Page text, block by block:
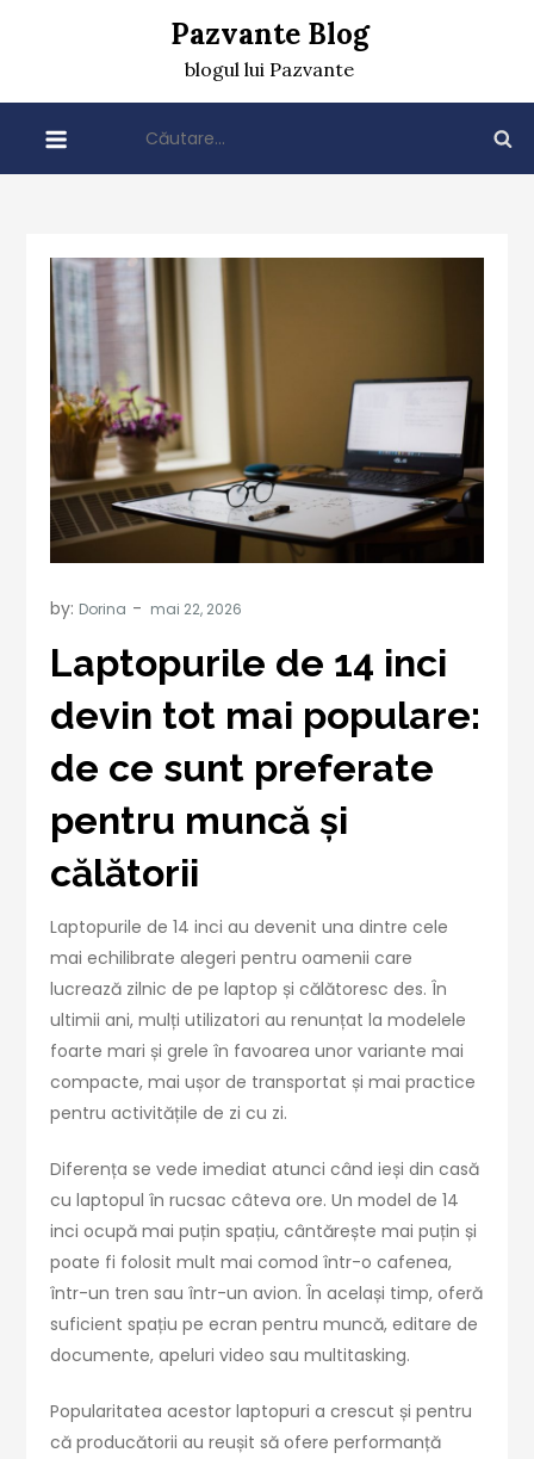
Pazvante Blog
blogul lui Pazvante
după:
by: Dorina
Laptopurile de 14 inci
devin tot mai populare:
de ce sunt preferate
pentru muncă și
călătorii
Laptopurile de 14 inci au devenit una dintre cele
mai echilibrate alegeri pentru oamenii care
lucrează zilnic de pe laptop și călătoresc des. În
ultimii ani, mulți utilizatori au renunțat la modelele
foarte mari și grele în favoarea unor variante mai
compacte, mai ușor de transportat și mai practice
pentru activitățile de zi cu zi.
Diferența se vede imediat atunci când ieși din casă
cu laptopul în rucsac câteva ore. Un model de 14
inci ocupă mai puțin spațiu, cântărește mai puțin și
poate fi folosit mult mai comod într-o cafenea,
într-un tren sau într-un avion. În același timp, oferă
suficient spațiu pe ecran pentru muncă, editare de
documente, apeluri video sau multitasking.
Popularitatea acestor laptopuri a crescut și pentru
că producătorii au reușit să ofere performanță